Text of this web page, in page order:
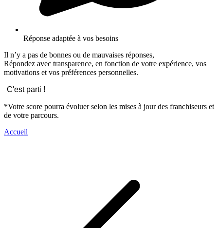
Réponse adaptée à vos besoins
Il n’y a pas de bonnes ou de mauvaises réponses,
Répondez avec transparence, en fonction de votre expérience, vos
motivations et vos préférences personnelles.
C'est parti !
*Votre score pourra évoluer selon les mises à jour des franchiseurs et
de votre parcours.
Accueil